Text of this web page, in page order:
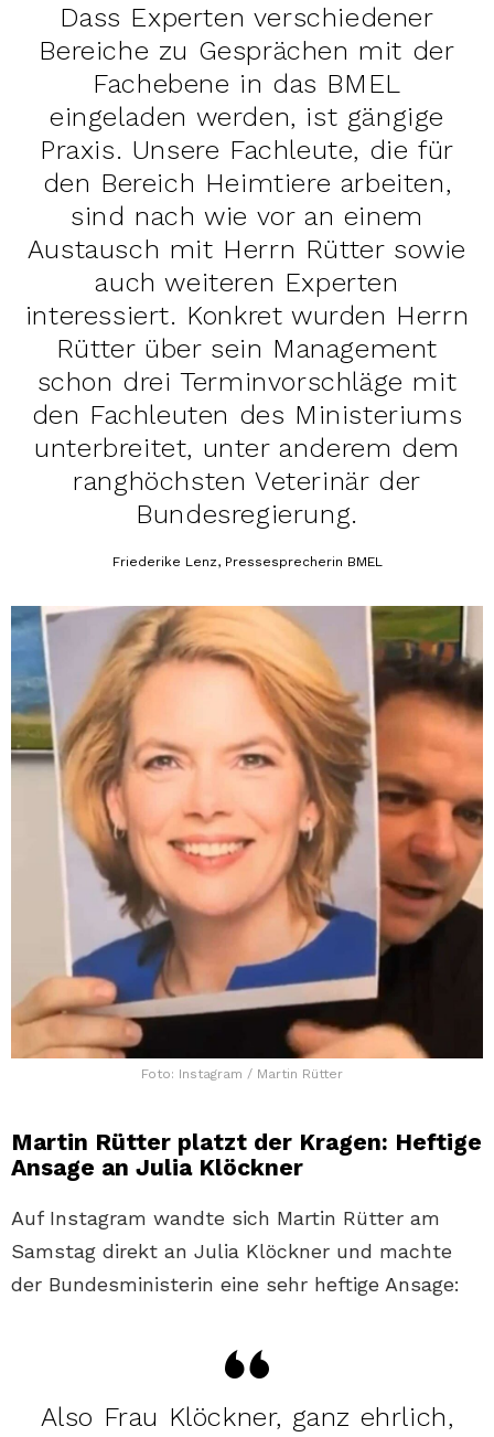
Dass Experten verschiedener
Bereiche zu Gesprächen mit der
Fachebene in das BMEL
eingeladen werden, ist gängige
Praxis. Unsere Fachleute, die für
den Bereich Heimtiere arbeiten,
sind nach wie vor an einem
Austausch mit Herrn Rütter sowie
auch weiteren Experten
interessiert. Konkret wurden Herrn
Rütter über sein Management
schon drei Terminvorschläge mit
den Fachleuten des Ministeriums
unterbreitet, unter anderem dem
ranghöchsten Veterinär der
Bundesregierung.
Friederike Lenz, Pressesprecherin BMEL
Foto: Instagram / Martin Rütter
Martin Rütter platzt der Kragen: Heftige
Ansage an Julia Klöckner
Auf Instagram wandte sich Martin Rütter am
Samstag direkt an Julia Klöckner und machte
der Bundesministerin eine sehr heftige Ansage:
Also Frau Klöckner, ganz ehrlich,